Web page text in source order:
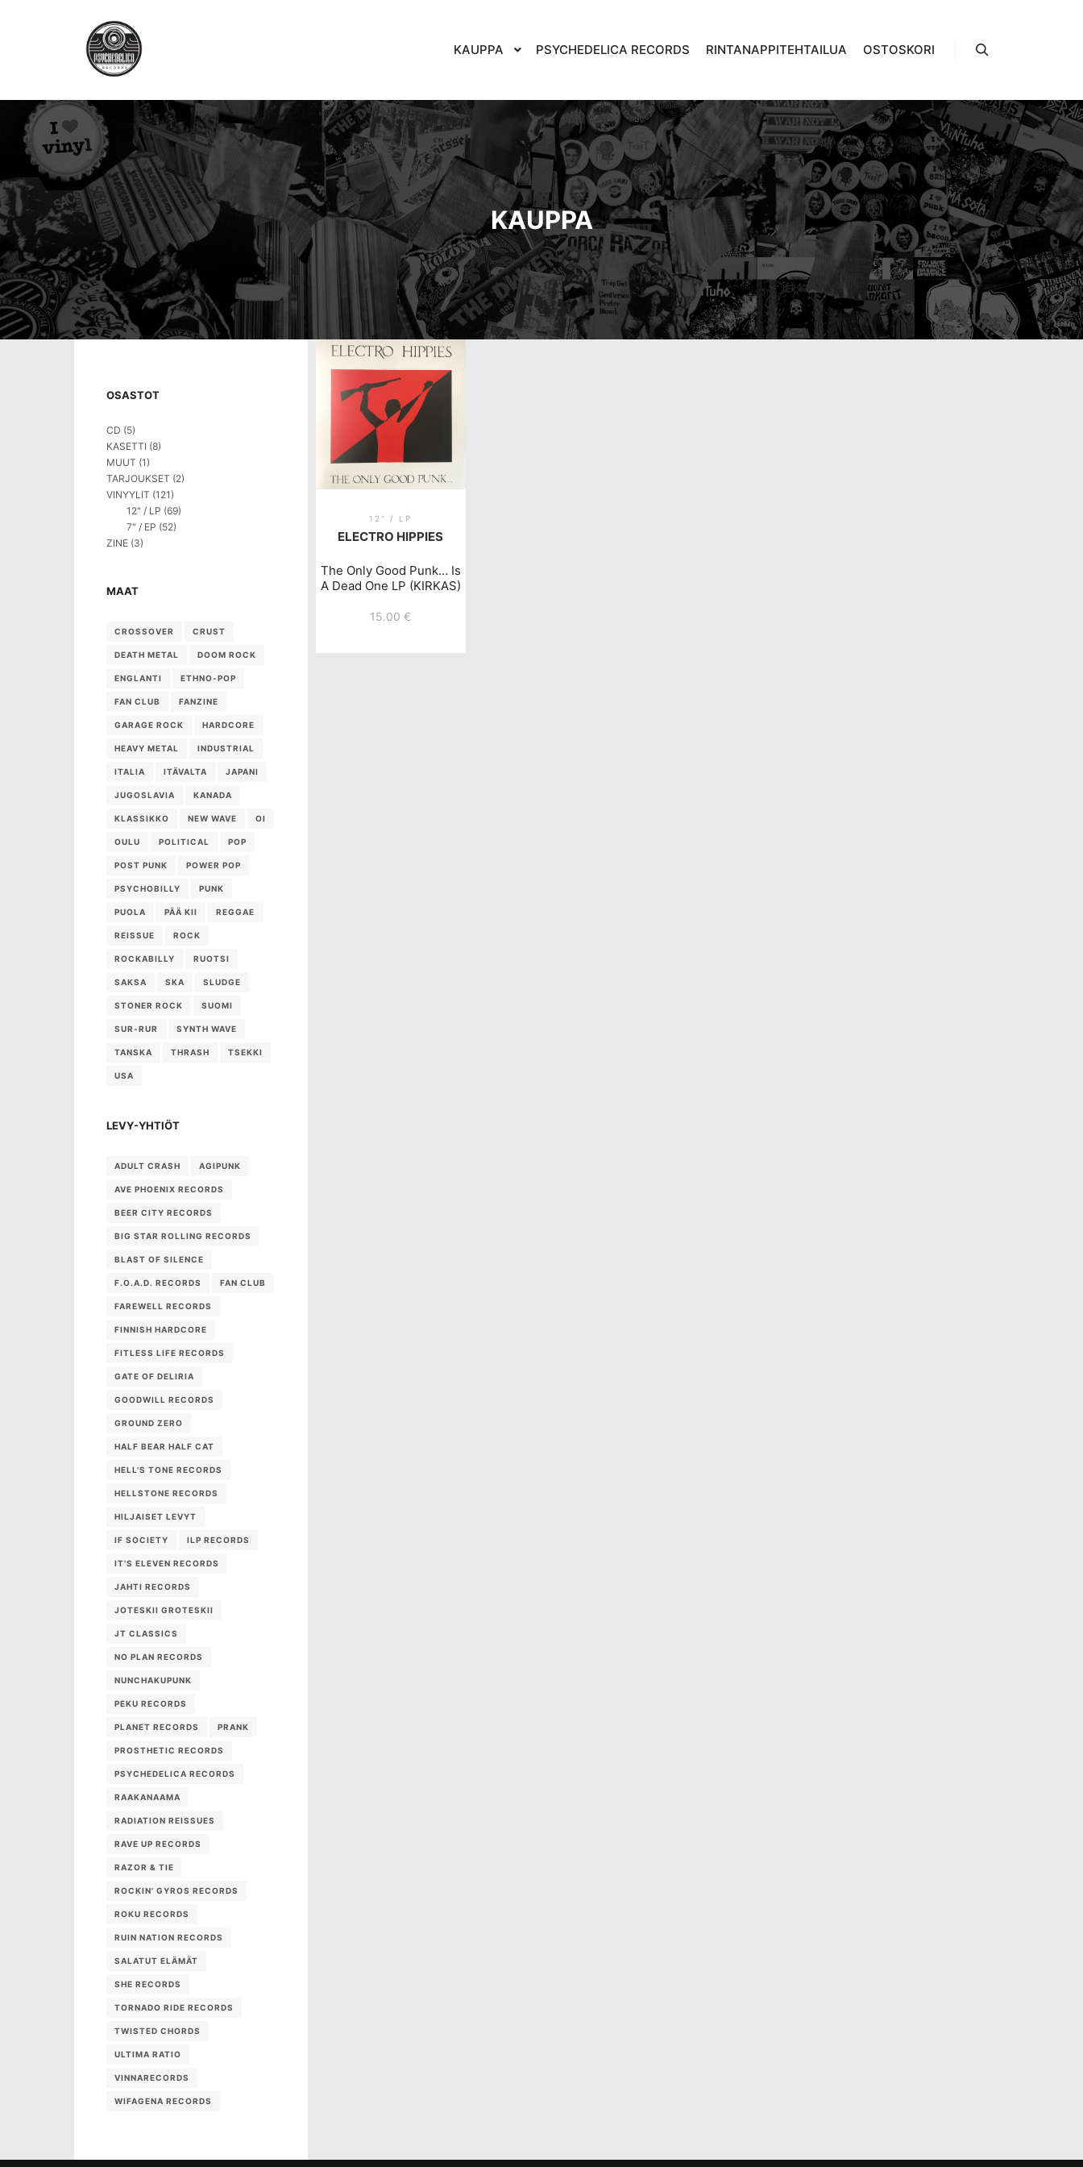
KAUPPA PSYCHEDELICA RECORDS RINTANAPPITEHTAILUA OSTOSKORI
KAUPPA
12" / LP
ELECTRO HIPPIES
The Only Good Punk… Is
A Dead One LP (KIRKAS)
15.00 €
OSASTOT
CD (5)
KASETTI (8)
MUUT (1)
TARJOUKSET (2)
VINYYLIT (121)
12" / LP (69)
7" / EP (52)
ZINE (3)
MAAT
CROSSOVER CRUST
DEATH METAL DOOM ROCK
ENGLANTI ETHNO-POP
FAN CLUB FANZINE
GARAGE ROCK HARDCORE
HEAVY METAL INDUSTRIAL
ITALIA ITÄVALTA JAPANI
JUGOSLAVIA KANADA
KLASSIKKO NEW WAVE OI
OULU POLITICAL POP
POST PUNK POWER POP
PSYCHOBILLY PUNK
PUOLA PÄÄ KII REGGAE
REISSUE ROCK
ROCKABILLY RUOTSI
SAKSA SKA SLUDGE
STONER ROCK SUOMI
SUR-RUR SYNTH WAVE
TANSKA THRASH TSEKKI
USA
LEVY-YHTIÖT
ADULT CRASH AGIPUNK
AVE PHOENIX RECORDS
BEER CITY RECORDS
BIG STAR ROLLING RECORDS
BLAST OF SILENCE
F.O.A.D. RECORDS FAN CLUB
FAREWELL RECORDS
FINNISH HARDCORE
FITLESS LIFE RECORDS
GATE OF DELIRIA
GOODWILL RECORDS
GROUND ZERO
HALF BEAR HALF CAT
HELL'S TONE RECORDS
HELLSTONE RECORDS
HILJAISET LEVYT
IF SOCIETY ILP RECORDS
IT'S ELEVEN RECORDS
JAHTI RECORDS
JOTESKII GROTESKII
JT CLASSICS
NO PLAN RECORDS
NUNCHAKUPUNK
PEKU RECORDS
PLANET RECORDS PRANK
PROSTHETIC RECORDS
PSYCHEDELICA RECORDS
RAAKANAAMA
RADIATION REISSUES
RAVE UP RECORDS
RAZOR & TIE
ROCKIN' GYROS RECORDS
ROKU RECORDS
RUIN NATION RECORDS
SALATUT ELÄMÄT
SHE RECORDS
TORNADO RIDE RECORDS
TWISTED CHORDS
ULTIMA RATIO
VINNARECORDS
WIFAGENA RECORDS